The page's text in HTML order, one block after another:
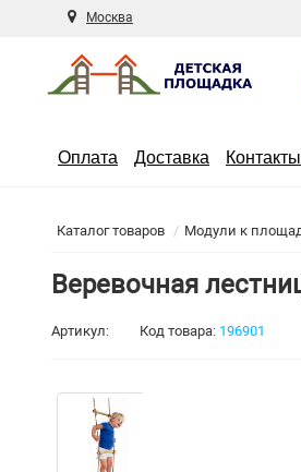
Москва
Оплата Доставка Контакты
Каталог товаров Модули к
Веревочная
Артикул: Код товара: 196901